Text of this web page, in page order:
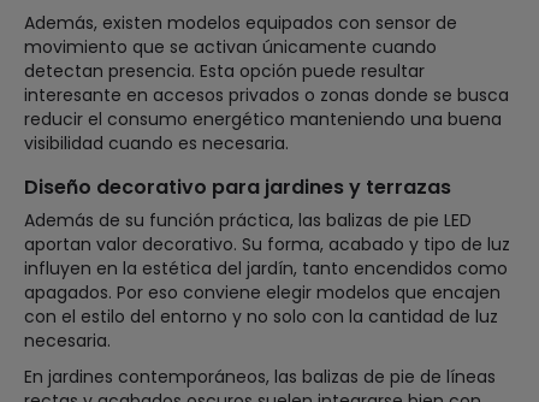
Además, existen modelos equipados con sensor de
movimiento que se activan únicamente cuando
detectan presencia. Esta opción puede resultar
interesante en accesos privados o zonas donde se busca
reducir el consumo energético manteniendo una buena
visibilidad cuando es necesaria.
Diseño decorativo para jardines y terrazas
Además de su función práctica, las balizas de pie LED
aportan valor decorativo. Su forma, acabado y tipo de luz
influyen en la estética del jardín, tanto encendidos como
apagados. Por eso conviene elegir modelos que encajen
con el estilo del entorno y no solo con la cantidad de luz
necesaria.
En jardines contemporáneos, las balizas de pie de líneas